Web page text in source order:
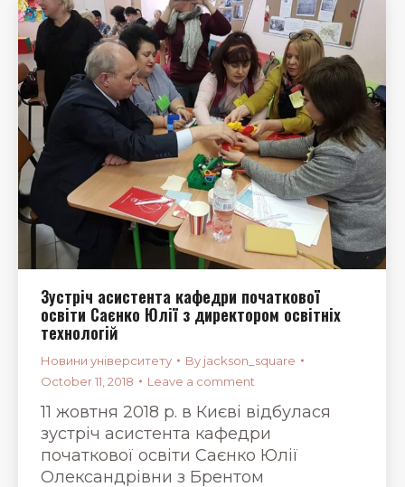
Зустріч асистента кафедри початкової
освіти Саєнко Юлії з директором освітніх
технологій
Новини університету By jackson_square
October 11, 2018
Leave a comment
11 жовтня 2018 р. в Києві відбулася
зустріч асистента кафедри
початкової освіти Саєнко Юлії
Олександрівни з Брентом